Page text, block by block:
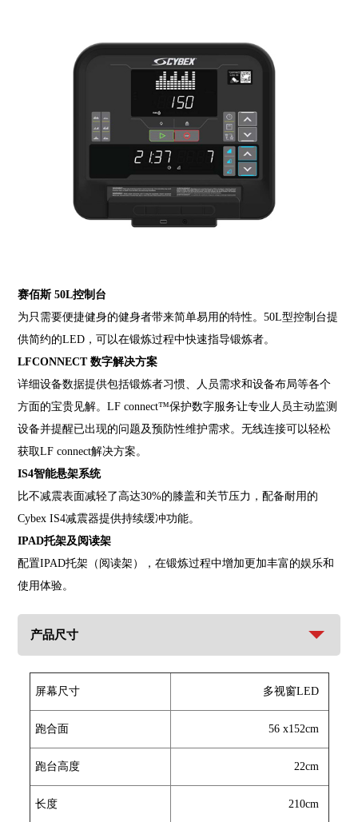
赛佰斯 50L控制台
为只需要便捷健身的健身者带来简单易用的特性。50L型控制台提
供简约的LED，可以在锻炼过程中快速指导锻炼者。
LFCONNECT 数字解决方案
详细设备数据提供包括锻炼者习惯、人员需求和设备布局等各个
方面的宝贵见解。LF connect™保护数字服务让专业人员主动监测
设备并提醒已出现的问题及预防性维护需求。无线连接可以轻松
获取LF connect解决方案。
IS4智能悬架系统
比不减震表面减轻了高达30%的膝盖和关节压力，配备耐用的
Cybex IS4减震器提供持续缓冲功能。
IPAD托架及阅读架
配置IPAD托架（阅读架），在锻炼过程中增加更加丰富的娱乐和
使用体验。
产品尺寸
屏幕尺寸 多视窗LED
跑合面 56 x152cm
跑台高度 22cm
长度 210cm